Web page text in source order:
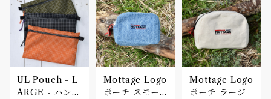
UL Pouch - L
ARGE - ハンド
Mottage Logo
ポーチ スモー
Mottage Logo
ポーチ ラージ